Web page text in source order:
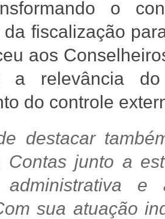
o
da fiscalização
aos
a relevância
do controle
destacar
Contas junto a
administrativa
sua atuação